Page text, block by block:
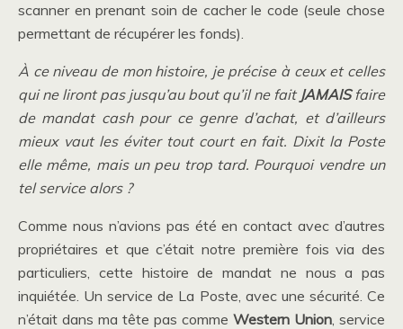
scanner en prenant soin de cacher le code (seule chose
permettant de récupérer les fonds).
À ce niveau de mon histoire, je précise à ceux et celles
qui ne liront pas jusqu’au bout qu’il ne fait JAMAISfaire
de mandat cash pour ce genre d’achat, et d’ailleurs
mieux vaut les éviter tout court en fait. Dixit la Poste
elle même, mais un peu trop tard. Pourquoi vendre un
tel service alors ?
Comme nous n’avions pas été en contact avec d’autres
propriétaires et que c’était notre première fois via des
particuliers, cette histoire de mandat ne nous a pas
inquiétée. Un service de La Poste, avec une sécurité. Ce
n’était dans ma tête pas comme Western Union, service